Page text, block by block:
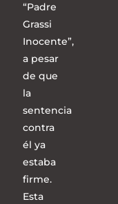
“Padre
Grassi
Inocente”,
a pesar
de que
la
sentencia
contra
él ya
estaba
firme.
Esta